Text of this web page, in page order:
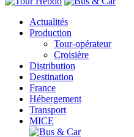
Actualités
Production
Tour-opérateur
Croisière
Distribution
Destination
France
Hébergement
Transport
MICE